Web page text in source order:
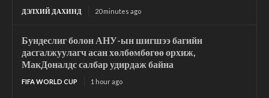
ДЭЛХИЙ ДАХИНД 20 minutes ago
Бундеслиг болон АНУ-ын шигшээ багийн
дасгалжуулагч асан хөлбөмбөгөө орхиж,
МакДоналдс салбар удирдаж байна
FIFA WORLD CUP 1 hour ago